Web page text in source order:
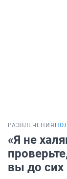
РАЗВЛЕЧЕНИЯ
«Я не
вы до сих